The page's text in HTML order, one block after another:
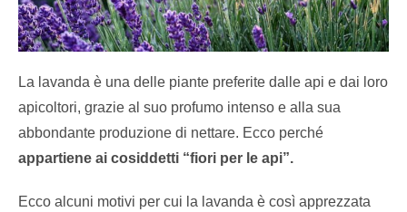
La lavanda è una delle piante preferite dalle api e dai loro
apicoltori, grazie al suo profumo intenso e alla sua
abbondante produzione di nettare. Ecco perché
appartiene ai cosiddetti “fiori per le api”.
Ecco alcuni motivi per cui la lavanda è così apprezzata